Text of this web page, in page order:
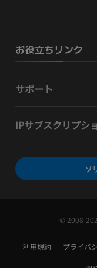
お役立ちリンク
サポート
IPサブスクリプシ
ソ
© 2008-
利用規約 プライバ